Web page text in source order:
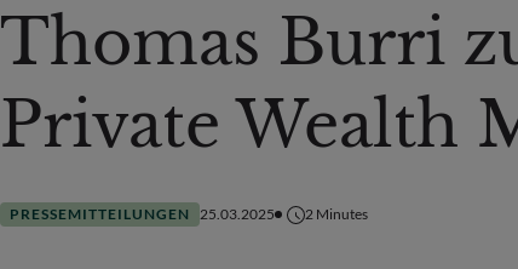
Thomas Burri
Private Wealth
PRESSEMITTEILUNGEN 25.03.2025 2 Minutes